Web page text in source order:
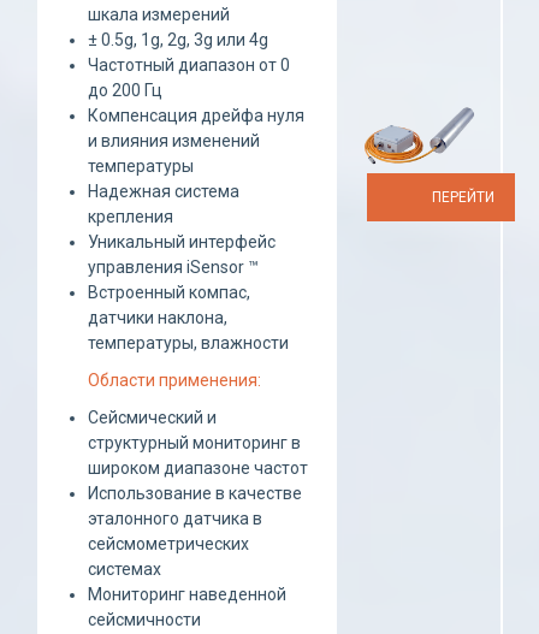
шкала измерений
± 0.5g, 1g, 2g, 3g или 4g
Частотный диапазон от 0
до 200 Гц
Компенсация дрейфа нуля
и влияния изменений
температуры
Надежная система
крепления
Уникальный интерфейс
управления iSensor ™
Встроенный компас,
датчики наклона,
температуры, влажности
Области применения:
Сейсмический и
структурный мониторинг в
широком диапазоне частот
Использование в качестве
эталонного датчика в
сейсмометрических
системах
Мониторинг наведенной
сейсмичности
ПЕРЕЙТИ